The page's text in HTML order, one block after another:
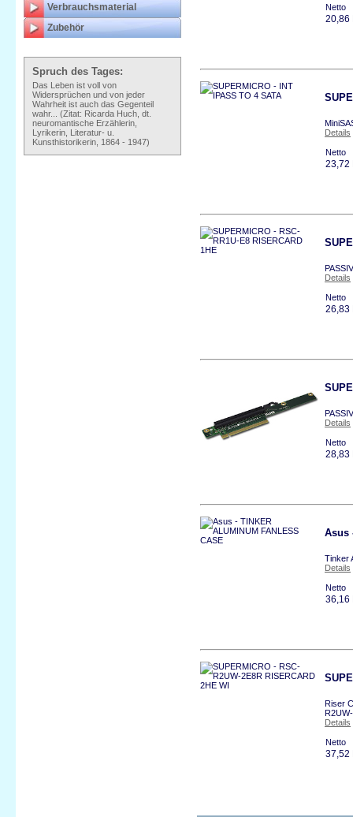
Netto
20,86
Details
Netto
23,72
Details
Netto
26,83
Details
Netto
28,83
Asus
Tinker
Details
Netto
36,16
Riser
Details
Netto
37,52
Verbrauchsmaterial
Zubehör
Spruch des Tages:
Das Leben ist voll von
Widersprüchen und von jeder
Wahrheit ist auch das Gegenteil
wahr... (Zitat: Ricarda Huch, dt.
neuromantische Erzählerin,
Lyrikerin, Literatur- u.
Kunsthistorikerin, 1864 - 1947)